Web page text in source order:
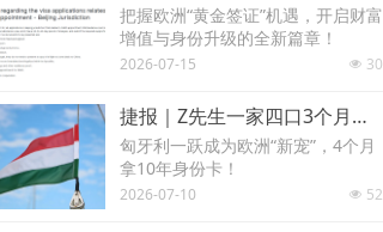
把握欧洲“黄金签证”机遇，开启财富
增值与身份升级的全新篇章！
넶 30
2026-07-15
捷报｜Z先生一家四口3个月喜获匈牙利10年长居，25万欧欧盟卡越变越香
匈牙利一跃成为欧洲“新宠”，4个月
拿10年身份卡！
넶 52
2026-07-10